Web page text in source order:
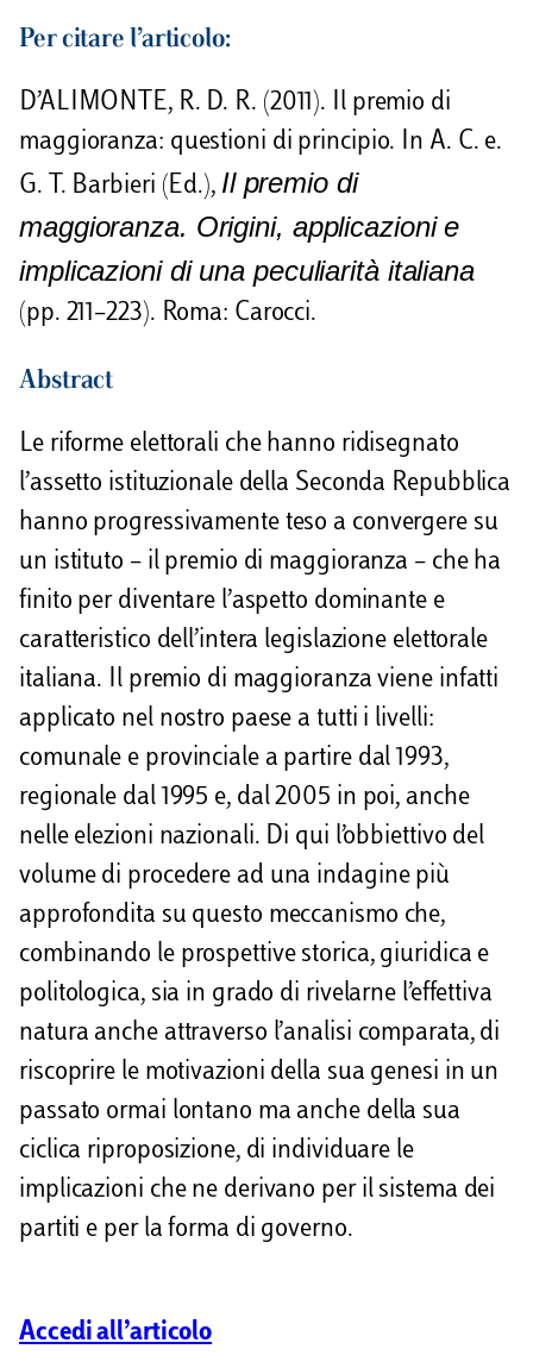
v
i
d
i
Per citare l’articolo:
D’ALIMONTE, R. D. R. (2011). Il premio di
maggioranza: questioni di principio. In A. C. e.
G. T. Barbieri (Ed.), Il premio di
maggioranza. Origini, applicazioni e
implicazioni di una peculiarità italiana
(pp. 211–223). Roma: Carocci.
Abstract
Le riforme elettorali che hanno ridisegnato
l’assetto istituzionale della Seconda Repubblica
hanno progressivamente teso a convergere su
un istituto – il premio di maggioranza – che ha
finito per diventare l’aspetto dominante e
caratteristico dell’intera legislazione elettorale
italiana. Il premio di maggioranza viene infatti
applicato nel nostro paese a tutti i livelli:
comunale e provinciale a partire dal 1993,
regionale dal 1995 e, dal 2005 in poi, anche
nelle elezioni nazionali. Di qui l’obbiettivo del
volume di procedere ad una indagine più
approfondita su questo meccanismo che,
combinando le prospettive storica, giuridica e
politologica, sia in grado di rivelarne l’effettiva
natura anche attraverso l’analisi comparata, di
riscoprire le motivazioni della sua genesi in un
passato ormai lontano ma anche della sua
ciclica riproposizione, di individuare le
implicazioni che ne derivano per il sistema dei
partiti e per la forma di governo.
Accedi all’articolo